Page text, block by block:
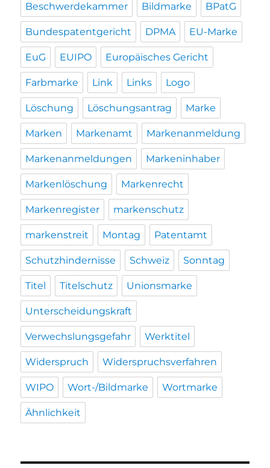
Beschwerdekammer Bildmarke BPatG
Bundespatentgericht DPMA EU-Marke
EuG EUIPO Europäisches Gericht
Farbmarke Link Links Logo
Löschung Löschungsantrag Marke
Marken Markenamt Markenanmeldung
Markenanmeldungen Markeninhaber
Markenlöschung Markenrecht
Markenregister markenschutz
markenstreit Montag Patentamt
Schutzhindernisse Schweiz Sonntag
Titel Titelschutz Unionsmarke
Unterscheidungskraft
Verwechslungsgefahr Werktitel
Widerspruch Widerspruchsverfahren
WIPO Wort-/Bildmarke Wortmarke
Ähnlichkeit